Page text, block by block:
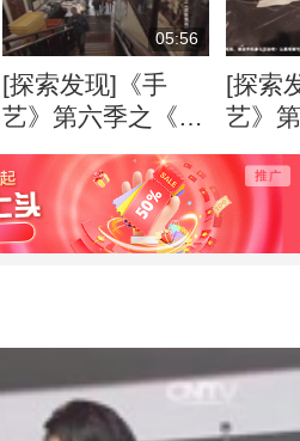
05:56
[探索发现]《手
艺》第六季之《花
样旗袍》 梁伯设
计旗袍衣领的特别
讲究以及旗袍的文
化
[探索
艺》
样旗
形是
曲线